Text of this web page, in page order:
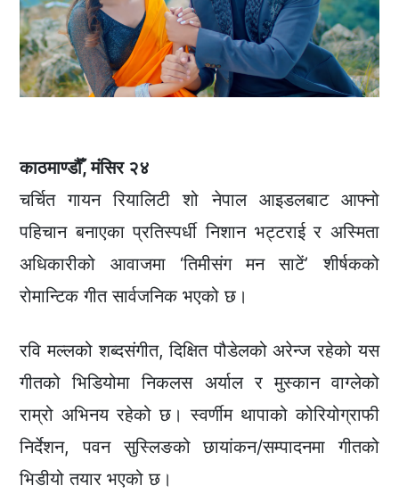
काठमाण्डौँ, मंसिर २४
चर्चित गायन रियालिटी शो नेपाल आइडलबाट आफ्नो
पहिचान बनाएका प्रतिस्पर्धी निशान भट्टराई र अस्मिता
अधिकारीको आवाजमा ‘तिमीसंग मन साटें’ शीर्षकको
रोमान्टिक गीत सार्वजनिक भएको छ।
रवि मल्लको शब्दसंगीत, दिक्षित पौडेलको अरेन्ज रहेको यस
गीतको भिडियोमा निकलस अर्याल र मुस्कान वाग्लेको
राम्रो अभिनय रहेको छ। स्वर्णीम थापाको कोरियोग्राफी
निर्देशन, पवन सुस्लिङको छायांकन/सम्पादनमा गीतको
भिडीयो तयार भएको छ।